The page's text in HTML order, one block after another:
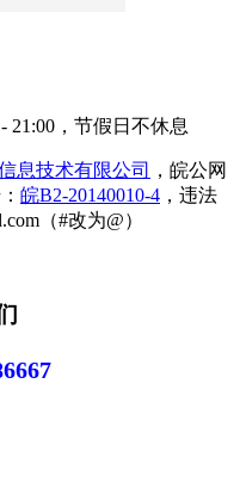
21:00，节假日不休息
息技术有限公司
，皖公网
皖B2-20140010-4 ，违法
（#改为@）